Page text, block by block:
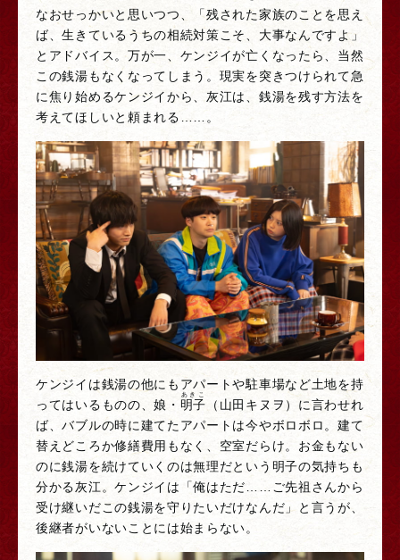
なおせっかいと思いつつ、「残された家族のことを思え
ば、生きているうちの相続対策こそ、大事なんですよ」
とアドバイス。万が一、ケンジイが亡くなったら、当然
この銭湯もなくなってしまう。現実を突きつけられて急
に焦り始めるケンジイから、灰江は、銭湯を残す方法を
考えてほしいと頼まれる……。
ケンジイは銭湯の他にもアパートや駐車場など土地を持
ってはいるものの、娘・ 明子
あきこ
（山田キヌヲ）に言わせれ
ば、バブルの時に建てたアパートは今やボロボロ。建て
替えどころか修繕費用もなく、空室だらけ。お金もない
のに銭湯を続けていくのは無理だという明子の気持ちも
分かる灰江。ケンジイは「俺はただ……ご先祖さんから
受け継いだこの銭湯を守りたいだけなんだ」と言うが、
後継者がいないことには始まらない。